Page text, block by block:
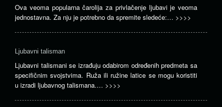
Ova veoma popularna čarolija za privlačenje ljubavi je veoma
jednostavna. Za nju je potrebno da spremite sledeće:… >>>>
Ljubavni talisman
Ljubavni talismani se izrađuju odabirom određenih predmeta sa
specifičnim svojstvima. Ruža ili ružine latice se mogu koristiti
u izradi ljubavnog talismana.… >>>>